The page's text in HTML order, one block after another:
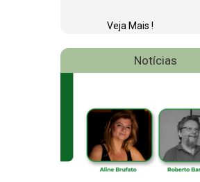
Veja Mais !
Notícias